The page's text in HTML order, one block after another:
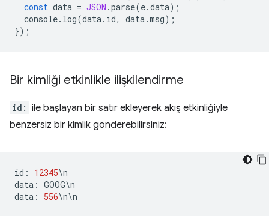
const data = JSON .parse(e.data);
console. log(data. id, data.msg);
});
Bir kimliği etkinlikle ilişkilendirme
id: ile başlayan bir satır ekleyerek akış etkinliğiyle
benzersiz bir kimlik gönderebilirsiniz:
id : 12345\n
data : GOOG\n
data : 556\n\n